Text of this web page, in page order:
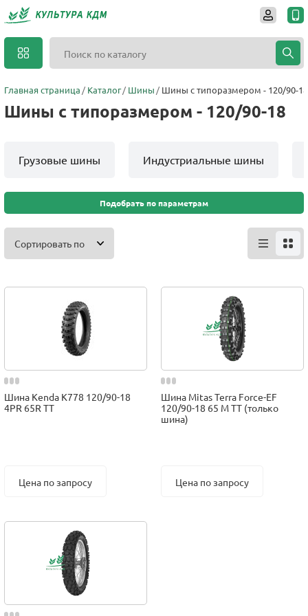
Главная страница Каталог Шины Шины с типоразмером - 120/90-18
Шины с типоразмером - 120/90-18
Грузовые шины Индустриальные шины
Подобрать по параметрам
Сортировать по
Шина Kenda K778 120/90-18
4PR 65R TT
Цена по запросу
Шина Mitas Terra Force-EF
120/90-18 65 M TT (только
шина)
Цена по запросу